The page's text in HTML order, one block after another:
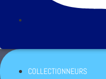
COLLECTIONNEURS